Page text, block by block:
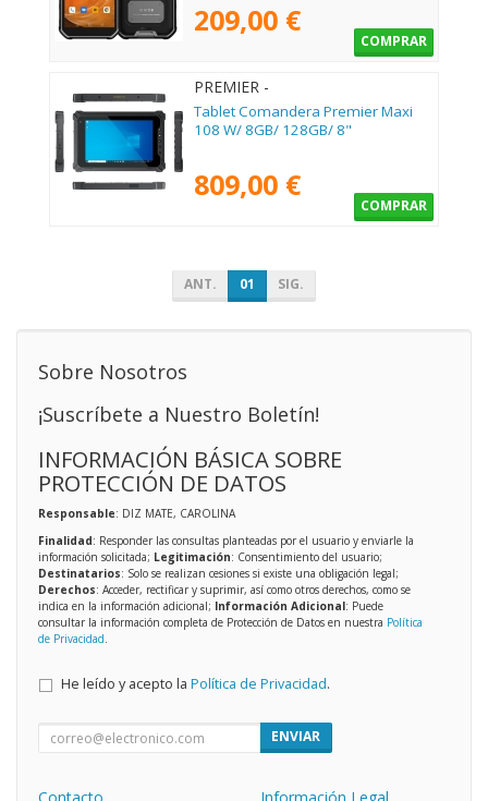
209,00 €
COMPRAR
PREMIER -
MAXI108W1181284GWFBT
Tablet Comandera Premier Maxi
108 W/ 8GB/ 128GB/ 8"
809,00 €
COMPRAR
ANT. 01 SIG.
Sobre Nosotros
¡Suscríbete a Nuestro Boletín!
INFORMACIÓN BÁSICA SOBRE
PROTECCIÓN DE DATOS
Responsable: DIZ MATE, CAROLINA
Finalidad: Responder las consultas planteadas por el usuario y enviarle la
información solicitada; Legitimación: Consentimiento del usuario;
Destinatarios: Solo se realizan cesiones si existe una obligación legal;
Derechos: Acceder, rectificar y suprimir, así como otros derechos, como se
indica en la información adicional; Información Adicional: Puede
consultar la información completa de Protección de Datos en nuestra Política
de Privacidad.
He leído y acepto la Política de Privacidad.
ENVIAR